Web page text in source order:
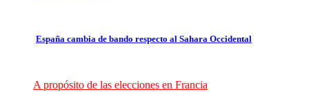
España cambia de bando respecto al Sahara Occidental
A propósito de las elecciones en Francia